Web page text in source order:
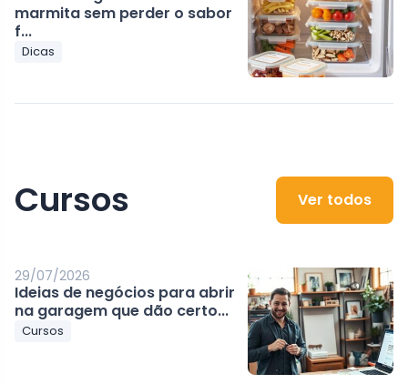
marmita sem perder o sabor
f...
Dicas
Cursos Ver todos
29/07/2026
Ideias de negócios para abrir
na garagem que dão certo...
Cursos